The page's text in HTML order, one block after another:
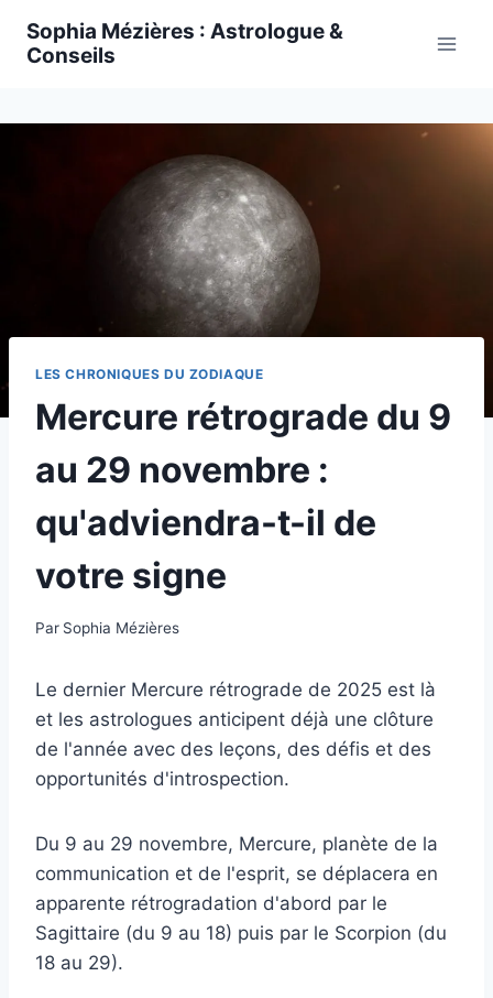
Sophia Mézières : Astrologue &
Conseils
LES CHRONIQUES DU ZODIAQUE
Mercure rétrograde du 9
au 29 novembre :
qu'adviendra-t-il de
votre signe
Par Sophia Mézières
Le dernier Mercure rétrograde de 2025 est là
et les astrologues anticipent déjà une clôture
de l'année avec des leçons, des défis et des
opportunités d'introspection.
Du 9 au 29 novembre, Mercure, planète de la
communication et de l'esprit, se déplacera en
apparente rétrogradation d'abord par le
Sagittaire (du 9 au 18) puis par le Scorpion (du
18 au 29).